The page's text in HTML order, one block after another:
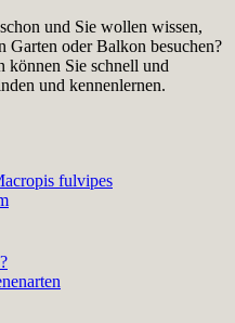
und Sie wollen wissen,
Garten oder Balkon besuchen?
können Sie schnell und
und kennenlernen.
fulvipes